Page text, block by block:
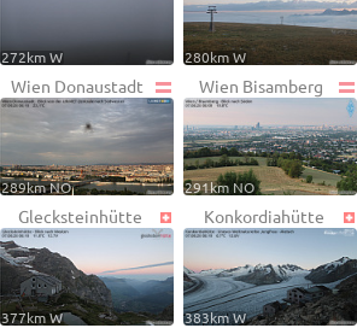
272km W 280km W
Wien Donaustadt
289km NO
Wien Bisamberg
291km NO
Glecksteinhütte
377km W
Konkordiahütte
383km W